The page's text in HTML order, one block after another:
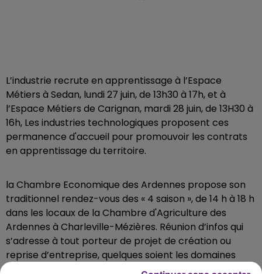
L’industrie recrute en apprentissage à l’Espace
Métiers à Sedan, lundi 27 juin, de 13h30 à 17h, et à
l’Espace Métiers de Carignan, mardi 28 juin, de 13H30 à
16h, Les industries technologiques proposent ces
permanence d'accueil pour promouvoir les contrats
en apprentissage du territoire.
la Chambre Economique des Ardennes propose son
traditionnel rendez-vous des « 4 saison », de 14 h à 18 h
dans les locaux de la Chambre d'Agriculture des
Ardennes à Charleville-Mézières. Réunion d’infos qui
s’adresse à tout porteur de projet de création ou
reprise d’entreprise, quelques soient les domaines